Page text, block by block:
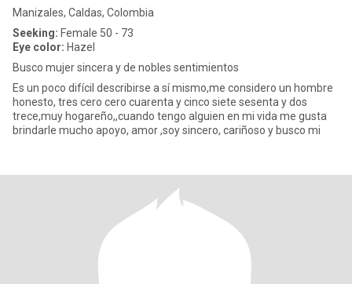
Manizales, Caldas, Colombia
Seeking: Female 50 - 73
Eye color: Hazel
Busco mujer sincera y de nobles sentimientos
Es un poco difícil describirse a sí mismo,me considero un hombre
honesto, tres cero cero cuarenta y cinco siete sesenta y dos
trece,muy hogareño,,cuando tengo alguien en mi vida me gusta
brindarle mucho apoyo, amor ,soy sincero, cariñoso y busco mi